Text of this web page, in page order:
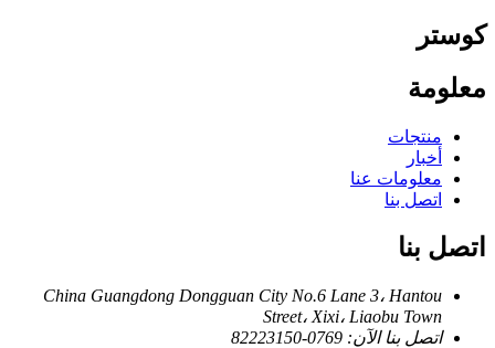
كوستر
معلومة
منتجات
أخبار
معلومات عنا
اتصل بنا
اتصل بنا
China Guangdong Dongguan City No.6 Lane 3، Hantou
Street، Xixi، Liaobu Town
اتصل بنا الآن: 0769-82223150